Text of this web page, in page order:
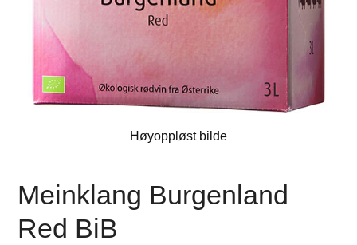
Høyoppløst bilde
Meinklang Burgenland
Red BiB